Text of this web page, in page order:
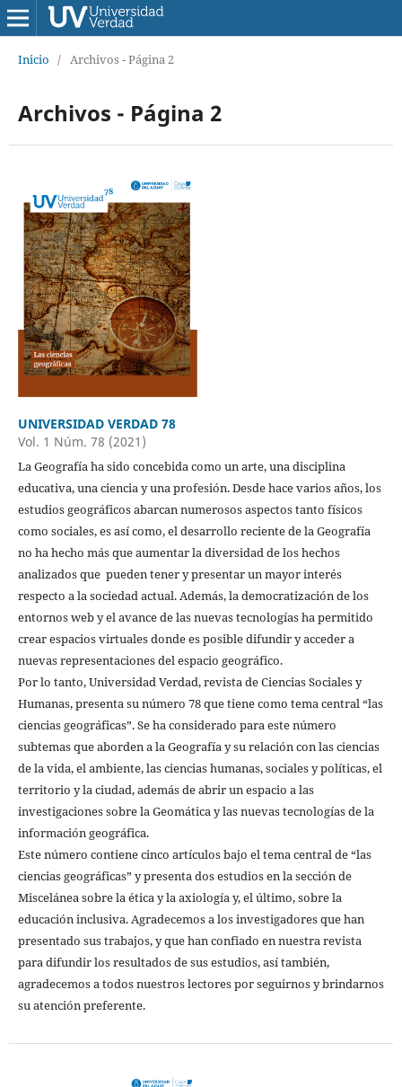
Inicio / Archivos - Página 2
Archivos - Página 2
UNIVERSIDAD VERDAD 78
Vol. 1 Núm. 78 (2021)
La Geografía ha sido concebida como un arte, una disciplina
educativa, una ciencia y una profesión. Desde hace varios años, los
estudios geográficos abarcan numerosos aspectos tanto físicos
como sociales, es así como, el desarrollo reciente de la Geografía
no ha hecho más que aumentar la diversidad de los hechos
analizados que pueden tener y presentar un mayor interés
respecto a la sociedad actual. Además, la democratización de los
entornos web y el avance de las nuevas tecnologías ha permitido
crear espacios virtuales donde es posible difundir y acceder a
nuevas representaciones del espacio geográfico.
Por lo tanto, Universidad Verdad, revista de Ciencias Sociales y
Humanas, presenta su número 78 que tiene como tema central “las
ciencias geográficas”. Se ha considerado para este número
subtemas que aborden a la Geografía y su relación con las ciencias
de la vida, el ambiente, las ciencias humanas, sociales y políticas, el
territorio y la ciudad, además de abrir un espacio a las
investigaciones sobre la Geomática y las nuevas tecnologías de la
información geográfica.
Este número contiene cinco artículos bajo el tema central de “las
ciencias geográficas” y presenta dos estudios en la sección de
Miscelánea sobre la ética y la axiología y, el último, sobre la
educación inclusiva. Agradecemos a los investigadores que han
presentado sus trabajos, y que han confiado en nuestra revista
para difundir los resultados de sus estudios, así también,
agradecemos a todos nuestros lectores por seguirnos y brindarnos
su atención preferente.